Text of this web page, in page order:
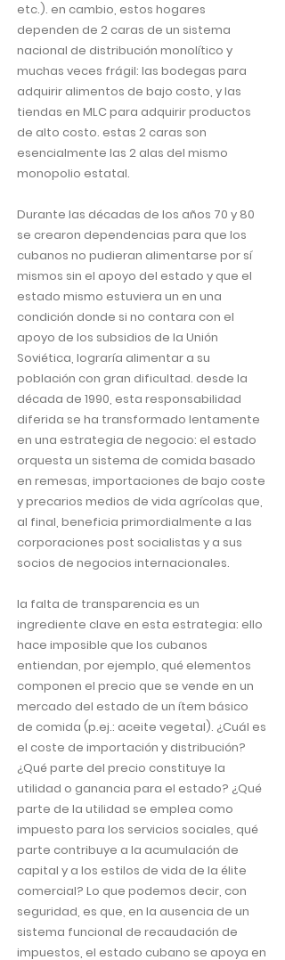
etc.). en cambio, estos hogares
dependen de 2 caras de un sistema
nacional de distribución monolítico y
muchas veces frágil: las bodegas para
adquirir alimentos de bajo costo, y las
tiendas en MLC para adquirir productos
de alto costo. estas 2 caras son
esencialmente las 2 alas del mismo
monopolio estatal.
Durante las décadas de los años 70 y 80
se crearon dependencias para que los
cubanos no pudieran alimentarse por sí
mismos sin el apoyo del estado y que el
estado mismo estuviera un en una
condición donde si no contara con el
apoyo de los subsidios de la Unión
Soviética, lograría alimentar a su
población con gran dificultad. desde la
década de 1990, esta responsabilidad
diferida se ha transformado lentamente
en una estrategia de negocio: el estado
orquesta un sistema de comida basado
en remesas, importaciones de bajo coste
y precarios medios de vida agrícolas que,
al final, beneficia primordialmente a las
corporaciones post socialistas y a sus
socios de negocios internacionales.
la falta de transparencia es un
ingrediente clave en esta estrategia: ello
hace imposible que los cubanos
entiendan, por ejemplo, qué elementos
componen el precio que se vende en un
mercado del estado de un ítem básico
de comida (p.ej.: aceite vegetal). ¿Cuál es
el coste de importación y distribución?
¿Qué parte del precio constituye la
utilidad o ganancia para el estado? ¿Qué
parte de la utilidad se emplea como
impuesto para los servicios sociales, qué
parte contribuye a la acumulación de
capital y a los estilos de vida de la élite
comercial? Lo que podemos decir, con
seguridad, es que, en la ausencia de un
sistema funcional de recaudación de
impuestos, el estado cubano se apoya en